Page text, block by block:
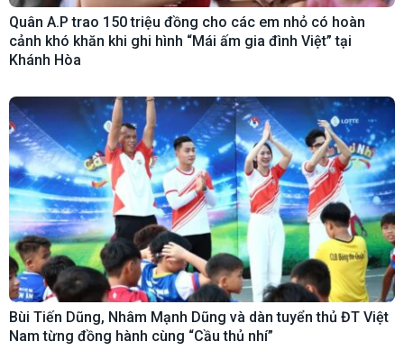
Quân A.P trao 150 triệu đồng cho các em nhỏ có hoàn
cảnh khó khăn khi ghi hình “Mái ấm gia đình Việt” tại
Khánh Hòa
Bùi Tiến Dũng, Nhâm Mạnh Dũng và dàn tuyển thủ ĐT Việt
Nam từng đồng hành cùng “Cầu thủ nhí”